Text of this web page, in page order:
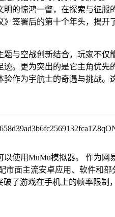
的惊鸿一瞥，在探索与征服
签署后的第十个年头，揭开
题与空战创新结合，玩家不仅
。更为突出的是它主角优先
作为宇航士的奇遇与挑战。
使用MuMu模拟器。 作为网
市面主流安卓应用、软件和
了游戏在手机上的帧率限制